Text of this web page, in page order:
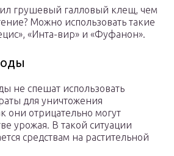
грушевый галловый клещ, чем
Можно использовать такие
«Инта-вир» и «Фуфанон».
не спешат использовать
для уничтожения
они отрицательно могут
урожая. В такой ситуации
средствам на растительной